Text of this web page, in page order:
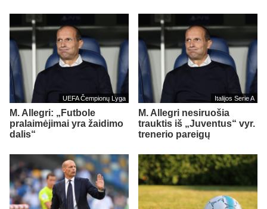
UEFA Čempionų Lyga
M. Allegri: „Futbole
pralaimėjimai yra žaidimo
dalis“
Italijos Serie A
M. Allegri nesiruošia
trauktis iš „Juventus“ vyr.
trenerio pareigų